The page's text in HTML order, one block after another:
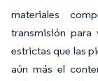
materiales
transmisión para
estrictas que las
aún más el